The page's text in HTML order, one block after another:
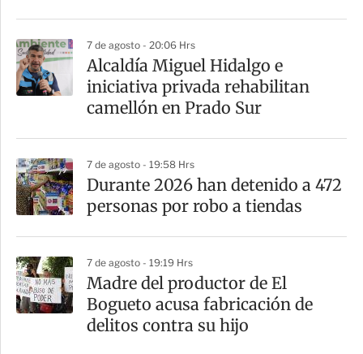
7 de agosto - 20:06 Hrs
Alcaldía Miguel Hidalgo e
iniciativa privada rehabilitan
camellón en Prado Sur
7 de agosto - 19:58 Hrs
Durante 2026 han detenido a 472
personas por robo a tiendas
7 de agosto - 19:19 Hrs
Madre del productor de El
Bogueto acusa fabricación de
delitos contra su hijo